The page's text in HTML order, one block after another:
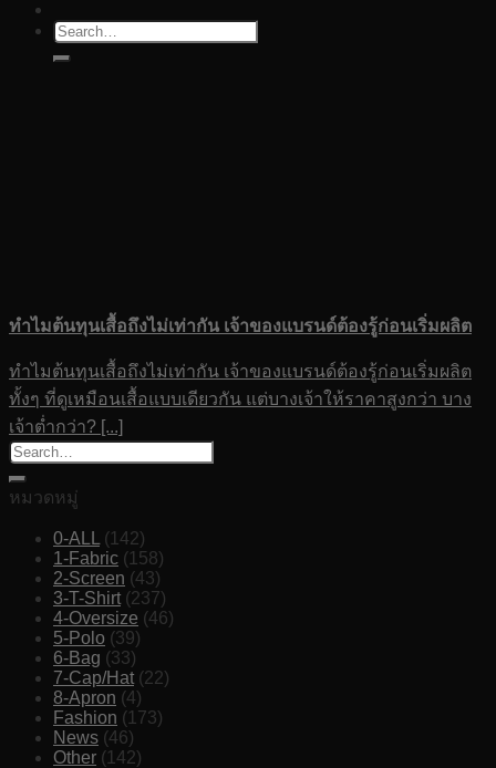
ทำไมต้นทุนเสื้อถึงไม่เท่ากัน เจ้าของแบรนด์ต้องรู้ก่อนเริ่มผลิต
ทำไมต้นทุนเสื้อถึงไม่เท่ากัน เจ้าของแบรนด์ต้องรู้ก่อนเริ่มผลิต
ทั้งๆ ที่ดูเหมือนเสื้อแบบเดียวกัน แต่บางเจ้าให้ราคาสูงกว่า บาง
เจ้าต่ำกว่า? [...]
หมวดหมู่
0-ALL
(142)
1-Fabric (158)
2-Screen (43)
3-T-Shirt (237)
4-Oversize (46)
5-Polo (39)
6-Bag (33)
7-Cap/Hat (22)
8-Apron (4)
Fashion (173)
News (46)
Other (142)